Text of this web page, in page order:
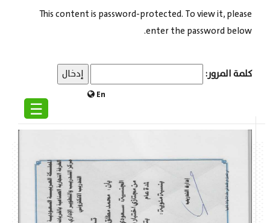
En
☰
This content is password-protected. To view it, please
enter the password below.
كلمة المرور: